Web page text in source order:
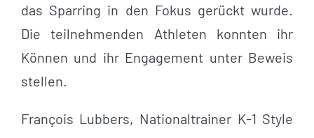
das Sparring in den Fokus gerückt wurde.
Die teilnehmenden Athleten konnten ihr
Können und ihr Engagement unter Beweis
stellen.
François Lubbers, Nationaltrainer K-1 Style